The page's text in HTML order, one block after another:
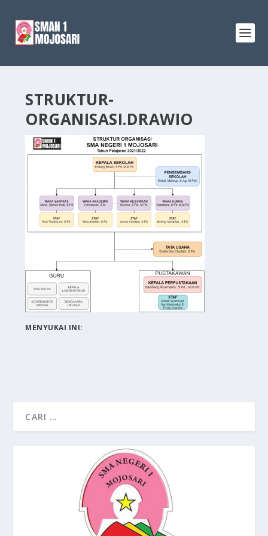
STRUKTUR-
ORGANISASI.DRAWIO
MENYUKAI INI: